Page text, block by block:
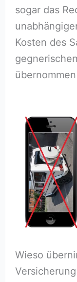
sogar das
Kosten des
Wieso